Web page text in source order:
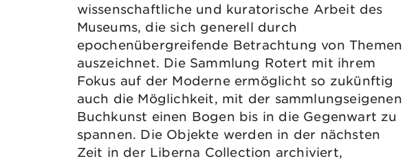
wissenschaftliche und kuratorische Arbeit des
Museums, die sich generell durch
epochenübergreifende Betrachtung von Themen
auszeichnet. Die Sammlung Rotert mit ihrem
Fokus auf der Moderne ermöglicht so zukünftig
auch die Möglichkeit, mit der sammlungseigenen
Buchkunst einen Bogen bis in die Gegenwart zu
spannen. Die Objekte werden in der nächsten
Zeit in der Liberna Collection archiviert,